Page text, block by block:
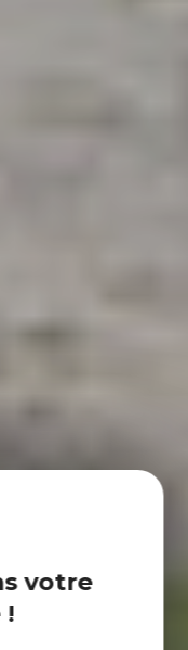
votre
!